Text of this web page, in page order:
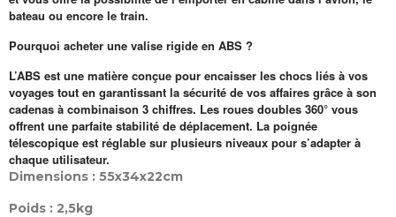
bateau ou encore le train.
Pourquoi acheter une valise rigide en ABS ?
L’ABS est une matière conçue pour encaisser les chocs liés à vos
voyages tout en garantissant la sécurité de vos affaires grâce à son
cadenas à combinaison 3 chiffres. Les roues doubles 360° vous
offrent une parfaite stabilité de déplacement. La poignée
télescopique est réglable sur plusieurs niveaux pour s’adapter à
chaque utilisateur.
Dimensions : 55x34x22cm
Poids : 2,5kg